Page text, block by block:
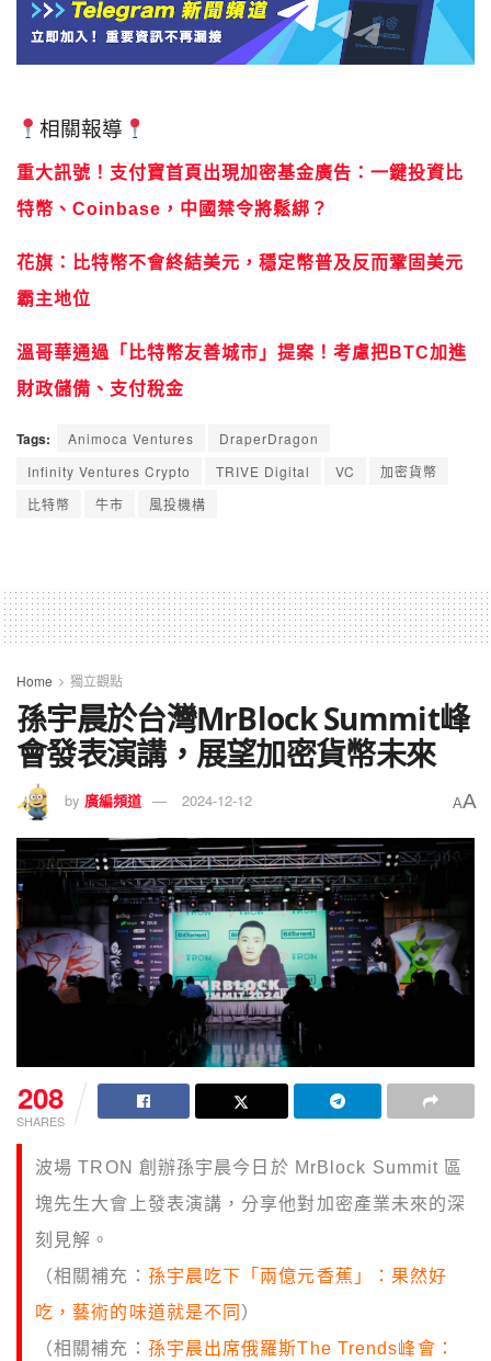
相關報導
重大訊號！支付寶首頁出現加密基金廣告：一鍵投資比
特幣、Coinbase，中國禁令將鬆綁？
花旗：比特幣不會終結美元，穩定幣普及反而鞏固美元
霸主地位
溫哥華通過「比特幣友善城市」提案！考慮把BTC加進
財政儲備、支付稅金
Tags: Animoca Ventures
DraperDragon
Infinity Ventures Crypto
TRIVE Digital VC
加密貨幣
比特幣
牛市 風投機構
Home 獨立觀點
孫宇晨於台灣MrBlock Summit峰
會發表演講，展望加密貨幣未來
by 廣編頻道 2024-12-12 AA
208
SHARES
波場 TRON 創辦孫宇晨今日於 MrBlock Summit 區
塊先生大會上發表演講，分享他對加密產業未來的深
刻見解。
（相關補充： 孫宇晨吃下「兩億元香蕉」：果然好
吃，藝術的味道就是不同 ）
（相關補充： 孫宇晨出席俄羅斯The Trends峰會：